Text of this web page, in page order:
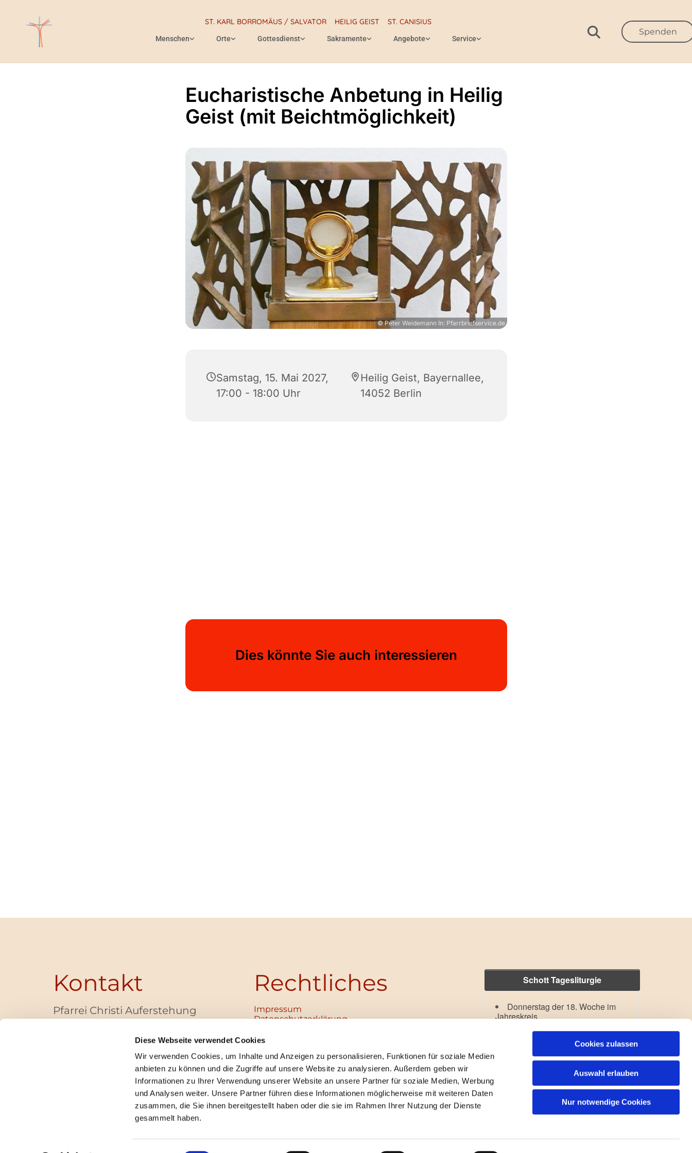
Diese Webseite verwendet Cookies
Wir verwenden Cookies, um Inhalte und Anzeigen zu personalisieren, Funktionen für soziale Medien
anbieten zu können und die Zugriffe auf unsere Website zu analysieren. Außerdem geben wir
Informationen zu Ihrer Verwendung unserer Website an unsere Partner für soziale Medien, Werbung
und Analysen weiter. Unsere Partner führen diese Informationen möglicherweise mit weiteren Daten
zusammen, die Sie ihnen bereitgestellt haben oder die sie im Rahmen Ihrer Nutzung der Dienste
gesammelt haben.
Cookies zulassen
Auswahl erlauben
Nur notwendige Cookies
ST. KARL BORROMÄUS / SALVATOR HEILIG GEIST ST. CANISIUS
Menschen Orte Gottesdienst Sakramente Angebote Service
Spenden
Eucharistische Anbetung in Heilig
Geist (mit Beichtmöglichkeit)
© Peter Weidemann In: Pfarrbriefservice.de
Samstag, 15. Mai 2027,
17:00 - 18:00 Uhr
Heilig Geist, Bayernallee,
14052 Berlin
Dies könnte Sie auch interessieren
Kontakt
Pfarrei Christi Auferstehung
Bayernallee 28
+49 (0)30 / 30 00 03 -40
pfarrbuero@christi-auferstehung.net
IBAN DE62 3706 0193 6006 9310 04
Rechtliches
Impressum
Datenschutz­erklärung
Institutionelles Schutzkonzept
Unabhängige Ansprechpersonen
Digitales Hinweisgebersystem
Schott Tagesliturgie
Donnerstag der 18. Woche im
Jahreskreis
Lesejahr: A II, Stb: II. Woche
Impressum ChurchDesk-Login